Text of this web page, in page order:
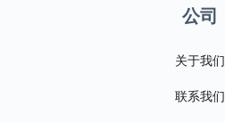
公司
关于我们
联系我们